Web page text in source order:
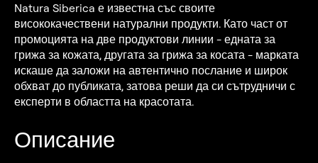
Natura Siberica е известна със своите
висококачествени натурални продукти. Като част от
промоцията на две продуктови линии - едната за
грижа за кожата, другата за грижа за косата - марката
искаше да заложи на автентично послание и широк
обхват до публиката, затова реши да си сътрудничи с
експерти в областта на красотата.
Описание